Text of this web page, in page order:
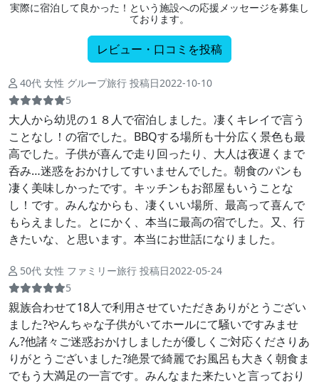
実際に宿泊して良かった！という施設への応援メッセージを募集し
ております。
レビュー・口コミを投稿
40代 女性 グループ旅行 投稿日2022-10-10
5
大人から幼児の１８人で宿泊しました。凄くキレイで言う
ことなし！の宿でした。BBQする場所も十分広く景色も最
高でした。子供が喜んで走り回ったり、大人は夜遅くまで
呑み…迷惑をおかけしてすいませんでした。朝食のパンも
凄く美味しかったです。キッチンもお部屋もいうことな
し！です。みんなからも、凄くいい場所、最高って喜んで
もらえました。とにかく、本当に最高の宿でした。又、行
きたいな、と思います。本当にお世話になりました。
50代 女性 ファミリー旅行 投稿日2022-05-24
5
親族合わせて18人で利用させていただきありがとうござい
ました?やんちゃな子供がいてホールにて騒いですみませ
ん?他諸々ご迷惑おかけしましたが優しくご対応くださりあ
りがとうございました?絶景で綺麗でお風呂も大きく朝食ま
でもう大満足の一言です。みんなまた来たいと言っており